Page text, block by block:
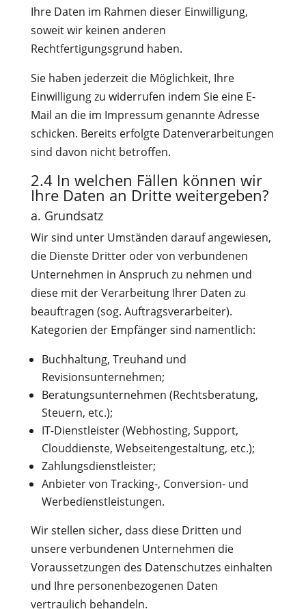
Ihre Daten im Rahmen dieser Einwilligung,
soweit wir keinen anderen
Rechtfertigungsgrund haben.
Sie haben jederzeit die Möglichkeit, Ihre
Einwilligung zu widerrufen indem Sie eine E-
Mail an die im Impressum genannte Adresse
schicken. Bereits erfolgte Datenverarbeitungen
sind davon nicht betroffen.
2.4 In welchen Fällen können wir
Ihre Daten an Dritte weitergeben?
a. Grundsatz
Wir sind unter Umständen darauf angewiesen,
die Dienste Dritter oder von verbundenen
Unternehmen in Anspruch zu nehmen und
diese mit der Verarbeitung Ihrer Daten zu
beauftragen (sog. Auftragsverarbeiter).
Kategorien der Empfänger sind namentlich:
Buchhaltung, Treuhand und
Revisionsunternehmen;
Beratungsunternehmen (Rechtsberatung,
Steuern, etc.);
IT-Dienstleister (Webhosting, Support,
Clouddienste, Webseitengestaltung, etc.);
Zahlungsdienstleister;
Anbieter von Tracking-, Conversion- und
Werbedienstleistungen.
Wir stellen sicher, dass diese Dritten und
unsere verbundenen Unternehmen die
Voraussetzungen des Datenschutzes einhalten
und Ihre personenbezogenen Daten
vertraulich behandeln.